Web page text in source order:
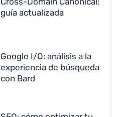
guía actualizada
Google I/O: análisis a la
experiencia de búsqueda
con Bard